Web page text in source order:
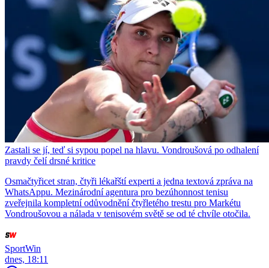
Zastali se jí, teď si sypou popel na hlavu. Vondroušová po odhalení
pravdy čelí drsné kritice
Osmačtyřicet stran, čtyři lékařští experti a jedna textová zpráva na
WhatsAppu. Mezinárodní agentura pro bezúhonnost tenisu
zveřejnila kompletní odůvodnění čtyřletého trestu pro Markétu
Vondroušovou a nálada v tenisovém světě se od té chvíle otočila.
SportWin
dnes, 18:11